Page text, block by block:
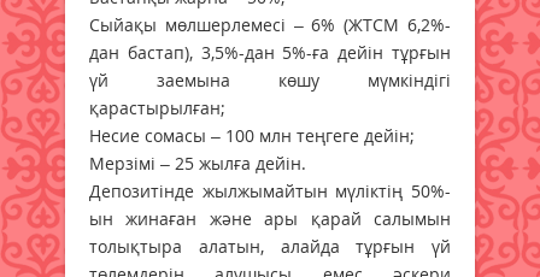
Сыйақы мөлшерлемесі – 6% (ЖТСМ 6,2%-
дан бастап), 3,5%-дан 5%-ға дейін тұрғын
үй заемына көшу мүмкіндігі
қарастырылған;
Несие сомасы – 100 млн теңгеге дейін;
Мерзімі – 25 жылға дейін.
Депозитінде жылжымайтын мүліктің 50%-
ын жинаған және ары қарай салымын
толықтыра алатын, алайда тұрғын үй